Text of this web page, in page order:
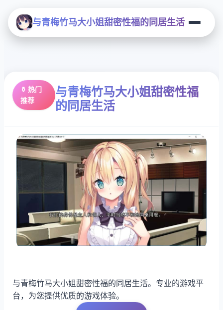
与青梅竹马大小姐甜密性福的同居生活
⚱️ 热门
推荐
与青梅竹马大小姐甜密性福
的同居生活
与青梅竹马大小姐甜密性福的同居生活。专业的游戏平
台，为您提供优质的游戏体验。